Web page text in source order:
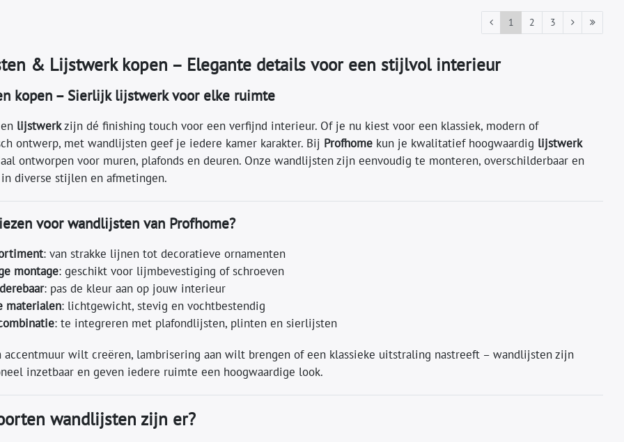
1 2 3
& Lijstwerk kopen – Elegante details voor een stijlvol interieur
kopen – Sierlijk lijstwerk voor elke ruimte
lijstwerkzijn dé finishing touch voor een verfijnd interieur. Of je nu kiest voor een klassiek, modern of
ontwerp, met wandlijsten geef je iedere kamer karakter. Bij Profhomekun je kwalitatief hoogwaardig lijstwerk
ontworpen voor muren, plafonds en deuren. Onze wandlijsten zijn eenvoudig te monteren, overschilderbaar en
in diverse stijlen en afmetingen.
voor wandlijsten van Profhome?
: van strakke lijnen tot decoratieve ornamenten
montage: geschikt voor lijmbevestiging of schroeven
: pas de kleur aan op jouw interieur
materialen: lichtgewicht, stevig en vochtbestendig
: te integreren met plafondlijsten, plinten en sierlijsten
accentmuur wilt creëren, lambrisering aan wilt brengen of een klassieke uitstraling nastreeft – wandlijsten zijn
inzetbaar en geven iedere ruimte een hoogwaardige look.
wandlijsten zijn er?